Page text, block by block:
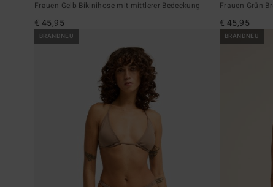
Frauen Gelb Bikinihose mit mittlerer Bedeckung
€ 45,95
Frauen Grün
€ 45,95
BRANDNEU BRANDNEU